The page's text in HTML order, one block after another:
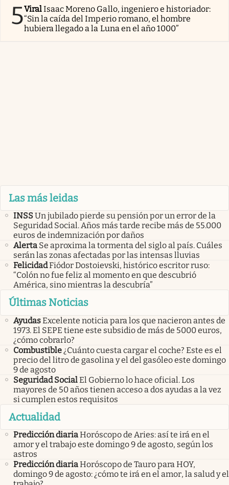
5ViralIsaac Moreno Gallo, ingeniero e historiador:
“Sin la caída del Imperio romano, el hombre
hubiera llegado a la Luna en el año 1000”
Las más leidas
INSSUn jubilado pierde su pensión por un error de la
Seguridad Social. Años más tarde recibe más de 55.000
euros de indemnización por daños
Alerta Se aproxima la tormenta del siglo al país. Cuáles
serán las zonas afectadas por las intensas lluvias
FelicidadFiódor Dostoievski, histórico escritor ruso:
“Colón no fue feliz al momento en que descubrió
América, sino mientras la descubría”
Últimas Noticias
AyudasExcelente noticia para los que nacieron antes de
1973. El SEPE tiene este subsidio de más de 5000 euros,
¿cómo cobrarlo?
Combustible ¿Cuánto cuesta cargar el coche? Este es el
precio del litro de gasolina y el del gasóleo este domingo
9 de agosto
Seguridad SocialEl Gobierno lo hace oficial. Los
mayores de 50 años tienen acceso a dos ayudas a la vez
si cumplen estos requisitos
Actualidad
Predicción diariaHoróscopo de Aries: así te irá en el
amor y el trabajo este domingo 9 de agosto, según los
astros
Predicción diariaHoróscopo de Tauro para HOY,
domingo 9 de agosto: ¿cómo te irá en el amor, la salud y el